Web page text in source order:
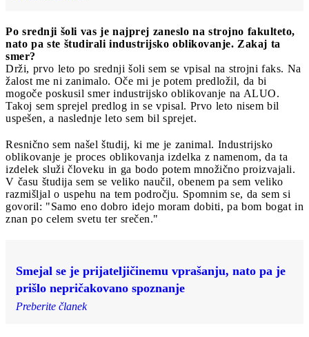
Po srednji šoli vas je najprej zaneslo na strojno fakulteto,
nato pa ste študirali industrijsko oblikovanje. Zakaj ta
smer?
Drži, prvo leto po srednji šoli sem se vpisal na strojni faks. Na
žalost me ni zanimalo. Oče mi je potem predložil, da bi
mogoče poskusil smer industrijsko oblikovanje na ALUO.
Takoj sem sprejel predlog in se vpisal. Prvo leto nisem bil
uspešen, a naslednje leto sem bil sprejet.
Resnično sem našel študij, ki me je zanimal. Industrijsko
oblikovanje je proces oblikovanja izdelka z namenom, da ta
izdelek služi človeku in ga bodo potem množično proizvajali.
V času študija sem se veliko naučil, obenem pa sem veliko
razmišljal o uspehu na tem področju. Spomnim se, da sem si
govoril: "Samo eno dobro idejo moram dobiti, pa bom bogat in
znan po celem svetu ter srečen."
Smejal se je prijateljičinemu vprašanju, nato pa je
prišlo nepričakovano spoznanje
Preberite članek